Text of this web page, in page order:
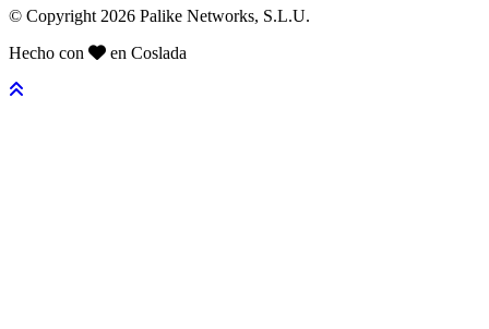
© Copyright 2026 Palike Networks, S.L.U.
Hecho con
en Coslada